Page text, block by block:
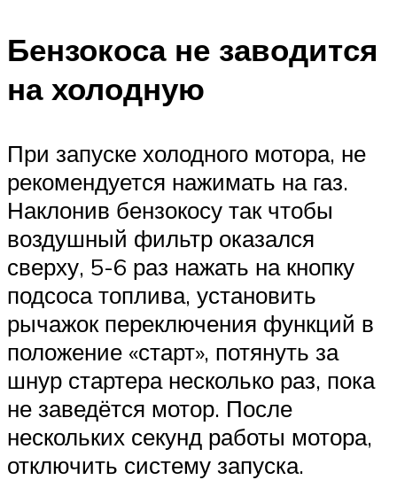
Бензокоса не заводится
на холодную
При запуске холодного мотора, не
рекомендуется нажимать на газ.
Наклонив бензокосу так чтобы
воздушный фильтр оказался
сверху, 5-6 раз нажать на кнопку
подсоса топлива, установить
рычажок переключения функций в
положение «старт», потянуть за
шнур стартера несколько раз, пока
не заведётся мотор. После
нескольких секунд работы мотора,
отключить систему запуска.